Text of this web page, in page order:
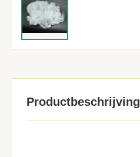
Productbeschrijving